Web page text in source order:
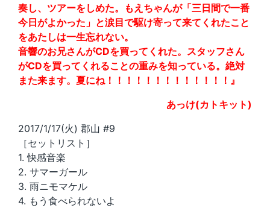
奏し、ツアーをしめた。もえちゃんが「三日間で一番
今日がよかった」と涙目で駆け寄って来てくれたこと
をあたしは一生忘れない。
音響のお兄さんがCDを買ってくれた。スタッフさん
がCDを買ってくれることの重みを知っている。絶対
また来ます。夏にね！！！！！！！！！！！！！』
あっけ(カトキット)
2017/1/17(火) 郡山 #9
［セットリスト］
1. 快感音楽
2. サマーガール
3. 雨ニモマケル
4. もう食べられないよ